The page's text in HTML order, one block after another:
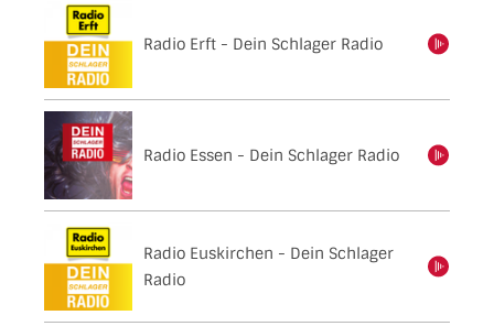
Radio Erft - Dein Schlager Radio
einschalten
Radio Essen - Dein Schlager Radio
einschalten
Radio Euskirchen - Dein Schlager
Radio
einschalten